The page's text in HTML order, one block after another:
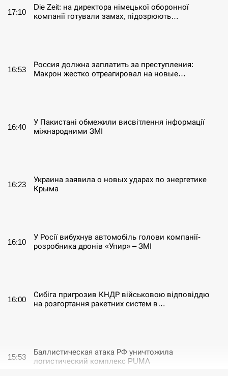
17:10
Die Zeit: на директора німецької оборонної
компанії готували замах, підозрюють…
16:53
Россия должна заплатить за преступления:
Макрон жестко отреагировал на новые…
16:40
У Пакистані обмежили висвітлення інформації
міжнародними ЗМІ
16:23
Украина заявила о новых ударах по энергетике
Крыма
16:10
У Росії вибухнув автомобіль голови компанії-
розробника дронів «Упир» – ЗМІ
16:00
Сибіга пригрозив КНДР військовою відповіддю
на розгортання ракетних систем в…
15:53
Баллистическая атака РФ уничтожила
логистический комплекс PUMA